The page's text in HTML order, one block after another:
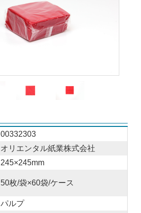
00332303
オリエンタル紙業株式会社
245×245mm
50枚/袋×60袋/ケース
パルプ